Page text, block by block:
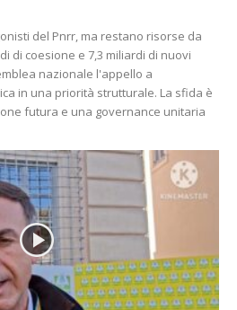
del Pnrr, ma restano risorse da
di coesione e 7,3 miliardi di nuovi
nazionale l'appello a
in una priorità strutturale. La sfida è
futura e una governance unitaria